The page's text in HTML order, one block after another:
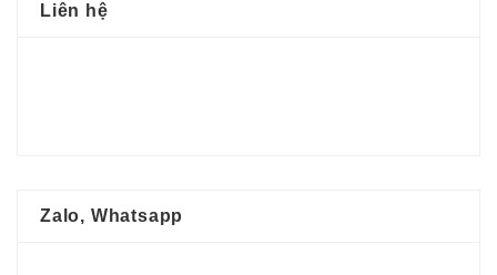
Liên hệ
Zalo, Whatsapp